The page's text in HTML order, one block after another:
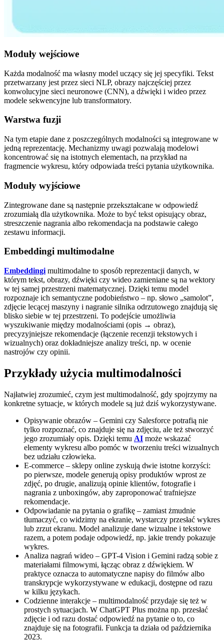
Moduły wejściowe
Każda modalność ma własny model uczący się jej specyfiki. Tekst
przetwarzany jest przez sieci NLP, obrazy najczęściej przez
konwolucyjne sieci neuronowe (CNN), a dźwięki i wideo przez
modele sekwencyjne lub transformatory.
Warstwa fuzji
Na tym etapie dane z poszczególnych modalności są integrowane w
jedną reprezentację. Mechanizmy uwagi pozwalają modelowi
koncentrować się na istotnych elementach, na przykład na
fragmencie wykresu, który odpowiada treści pytania użytkownika.
Moduły wyjściowe
Zintegrowane dane są następnie przekształcane w odpowiedź
zrozumiałą dla użytkownika. Może to być tekst opisujący obraz,
streszczenie nagrania albo rekomendacja na podstawie całego
zestawu informacji.
Embeddingi multimodalne
Embeddingi multimodalne to sposób reprezentacji danych, w
którym tekst, obrazy, dźwięki czy wideo zamieniane są na wektory
w tej samej przestrzeni matematycznej. Dzięki temu model
rozpoznaje ich semantyczne podobieństwo – np. słowo „samolot”,
zdjęcie lecącej maszyny i nagranie silnika odrzutowego znajdują się
blisko siebie w tej przestrzeni. To podejście umożliwia
wyszukiwanie między modalnościami (opis → obraz),
precyzyjniejsze rekomendacje (łączenie recenzji tekstowych i
wizualnych) oraz dokładniejsze analizy treści, np. w ocenie
nastrojów czy opinii.
Przykłady użycia multimodalności
Najłatwiej zrozumieć, czym jest multimodalność, gdy spojrzymy na
konkretne sytuacje, w których modele są już dziś wykorzystywane.
Opisywanie obrazów – Gemini czy Salesforce potrafią nie
tylko rozpoznać, co znajduje się na zdjęciu, ale też stworzyć
jego zrozumiały opis. Dzięki temu AI może wskazać
elementy wykresu albo pomóc w tworzeniu treści wizualnych
bez udziału człowieka.
E-commerce – sklepy online zyskują dwie istotne korzyści:
po pierwsze, modele generują opisy produktów wprost ze
zdjęć, po drugie, analizują opinie klientów, fotografie i
nagrania z unboxingów, aby zaproponować trafniejsze
rekomendacje.
Odpowiadanie na pytania o grafikę – zamiast żmudnie
tłumaczyć, co widzimy na ekranie, wystarczy przesłać wykres
lub zrzut ekranu. Model analizuje dane wizualne i tekstowe
razem, a potem podaje odpowiedź, np. jakie trendy pokazuje
wykres.
Analiza nagrań wideo – GPT-4 Vision i Gemini radzą sobie z
materiałami filmowymi, łącząc obraz z dźwiękiem. W
praktyce oznacza to automatyczne napisy do filmów albo
transkrypcje wykorzystywane w edukacji, dostępne od razu
w kilku językach.
Codzienne interakcje – multimodalność przydaje się też w
prostych sytuacjach. W ChatGPT Plus można np. przesłać
zdjęcie i od razu dostać odpowiedź na pytanie o to, co
znajduje się na fotografii. Funkcja ta działa od października
2023.